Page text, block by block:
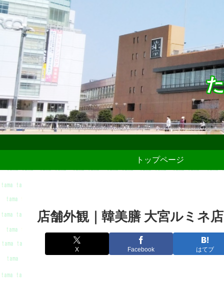
トップページ
店舗外観｜韓美膳 大宮ルミネ店
X Facebook はてブ